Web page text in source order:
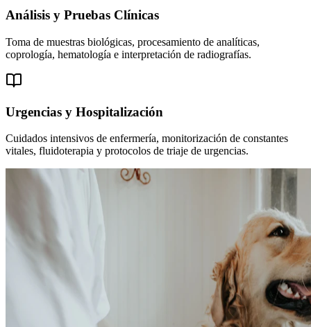
Análisis y Pruebas Clínicas
Toma de muestras biológicas, procesamiento de analíticas,
coprología, hematología e interpretación de radiografías.
Urgencias y Hospitalización
Cuidados intensivos de enfermería, monitorización de constantes
vitales, fluidoterapia y protocolos de triaje de urgencias.